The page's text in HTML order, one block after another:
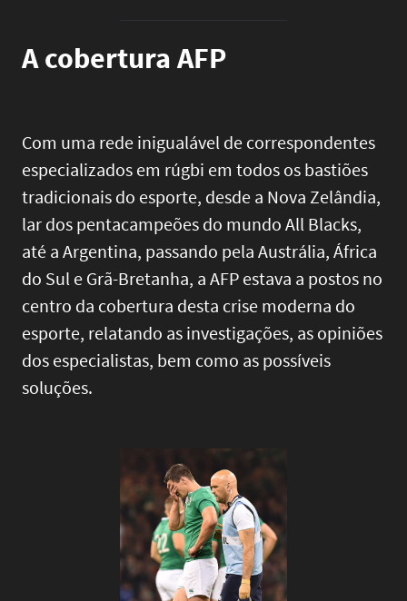
A cobertura AFP
Com uma rede inigualável de correspondentes
especializados em rúgbi em todos os bastiões
tradicionais do esporte, desde a Nova Zelândia,
lar dos pentacampeões do mundo All Blacks,
até a Argentina, passando pela Austrália, África
do Sul e Grã-Bretanha, a AFP estava a postos no
centro da cobertura desta crise moderna do
esporte, relatando as investigações, as opiniões
dos especialistas, bem como as possíveis
soluções.